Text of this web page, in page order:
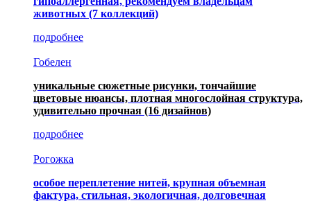
животных (7 коллекций)
подробнее
Гобелен
уникальные сюжетные рисунки, тончайшие
цветовые нюансы, плотная многослойная структура,
удивительно прочная (16 дизайнов)
подробнее
Рогожка
особое переплетение нитей, крупная объемная
фактура, стильная, экологичная, долговечная